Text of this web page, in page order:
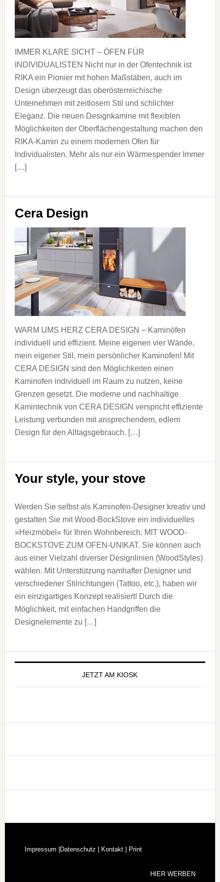
IMMER KLARE SICHT – ÖFEN FÜR
INDIVIDUALISTEN Nicht nur in der Ofentechnik ist
RIKA ein Pionier mit hohen Maßstäben, auch im
Design überzeugt das oberösterreichische
Unternehmen mit zeitlosem Stil und schlichter
Eleganz. Die neuen Designkamine mit flexiblen
Möglichkeiten der Oberflächengestaltung machen den
RIKA-Kamin zu einem modernen Ofen für
Individualisten. Mehr als nur ein Wärmespender Immer
[…]
Cera Design
WARM UMS HERZ CERA DESIGN – Kaminöfen
individuell und effizient. Meine eigenen vier Wände,
mein eigener Stil, mein persönlicher Kaminofen! Mit
CERA DESIGN sind den Möglichkeiten einen
Kaminofen individuell im Raum zu nutzen, keine
Grenzen gesetzt. Die moderne und nachhaltige
Kamintechnik von CERA DESIGN verspricht effiziente
Leistung verbunden mit ansprechendem, edlem
Design für den Alltagsgebrauch. […]
Your style, your stove
Werden Sie selbst als Kaminofen-Designer kreativ und
gestalten Sie mit Wood-BockStove ein individuelles
»Heizmöbel« für Ihren Wohnbereich. MIT WOOD-
BOCKSTOVE ZUM OFEN-UNIKAT. Sie können auch
aus einer Vielzahl diverser Designlinien (WoodStyles)
wählen. Mit Unterstützung namhafter Designer und
verschiedener Stilrichtungen (Tattoo, etc.), haben wir
ein einzigartiges Konzept realisiert! Durch die
Möglichkeit, mit einfachen Handgriffen die
Designelemente zu […]
Seitenspalte
JETZT AM KIOSK
Footer
Impressum | Datenschutz | Kontakt | Print
HIER WERBEN